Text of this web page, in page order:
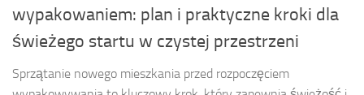
wypakowaniem: plan i praktyczne kroki dla
świeżego startu w czystej przestrzeni
Sprzątanie nowego mieszkania przed rozpoczęciem